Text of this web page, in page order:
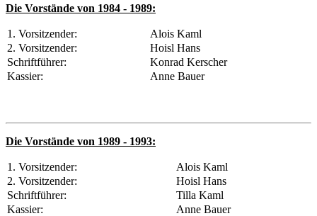
Die Vorstände von 1984 - 1989:
1. Vorsitzender:
Alois Kaml
2. Vorsitzender:
Hoisl Hans
Schriftführer:
Konrad Kerscher
Kassier:
Anne Bauer
Die Vorstände von 1989 - 1993:
1. Vorsitzender:
Alois Kaml
2. Vorsitzender:
Hoisl Hans
Schriftführer:
Tilla Kaml
Kassier:
Anne Bauer